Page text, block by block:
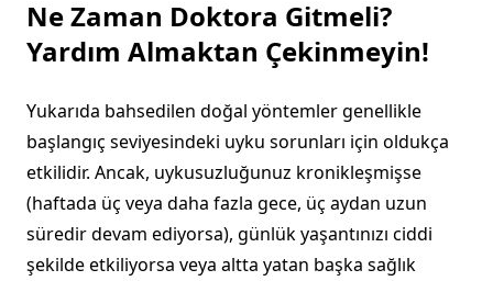
Ne Zaman Doktora Gitmeli?
Yardım Almaktan Çekinmeyin!
Yukarıda bahsedilen doğal yöntemler genellikle
başlangıç seviyesindeki uyku sorunları için oldukça
etkilidir. Ancak, uykusuzluğunuz kronikleşmişse
(haftada üç veya daha fazla gece, üç aydan uzun
süredir devam ediyorsa), günlük yaşantınızı ciddi
şekilde etkiliyorsa veya altta yatan başka sağlık